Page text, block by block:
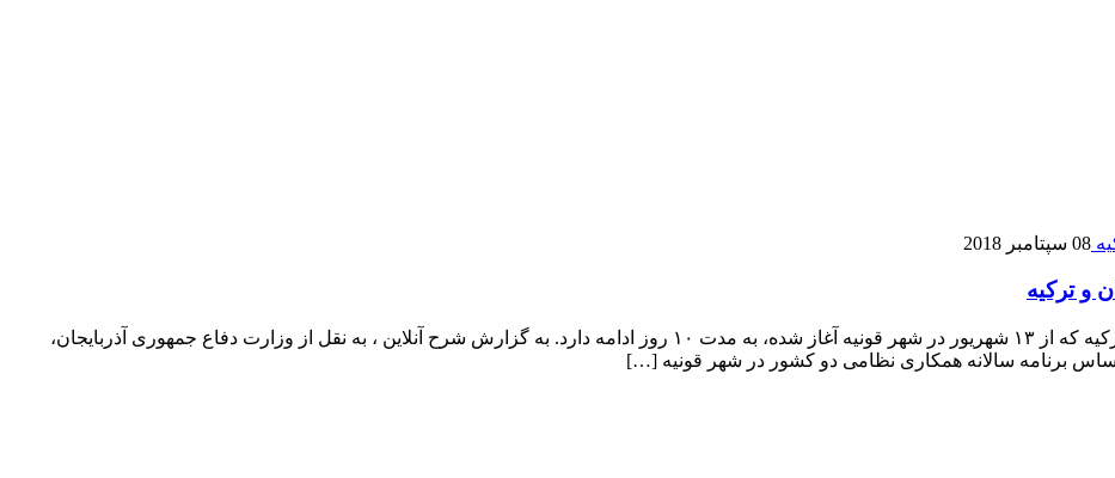
08 سپتامبر 2018
و ترکیه
تمرینات تاکتیکی مشترک نیروهای هوایی جمهوری آذربایجان و ترکیه که از ۱۳ شهریور در شهر قونیه آغاز شده، به مدت ۱۰ روز ادامه دارد. به گزارش شرح آنلاین ، به نقل از وزارت دفاع جمهوری آذربایجان،
برنامه سالانه همکاری نظامی دو کشور در شهر قونیه […]